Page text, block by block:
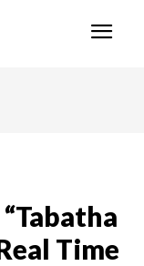
Time